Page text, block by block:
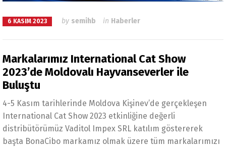
6 KASIM 2023 by semihb in Haberler
Markalarımız International Cat Show
2023’de Moldovalı Hayvanseverler ile
Buluştu
4-5 Kasım tarihlerinde Moldova Kişinev’de gerçekleşen
International Cat Show 2023 etkinliğine değerli
distribütörümüz Vaditol Impex SRL katılım göstererek
başta BonaCibo markamız olmak üzere tüm markalarımızı